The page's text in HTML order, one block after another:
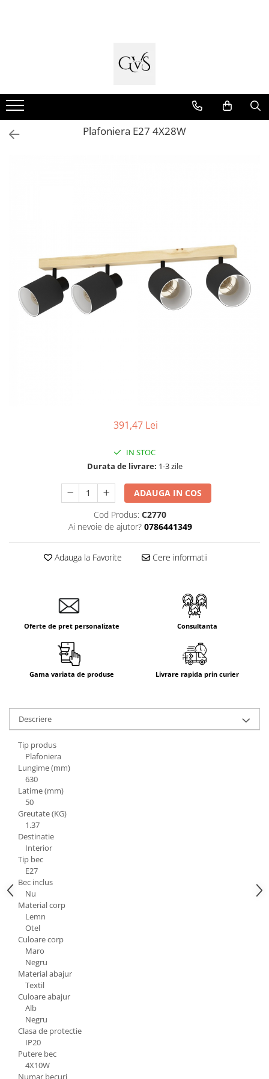
Conductori - Fy - Myf
Cabluri tip Cordon (MYYM)
Cabluri tip CYY-F
Tablouri si Sigurante
Tablouri Organizare
Cutii Sigurante
Sigurante Automate
Jgheaburi Metalice Perforate
Intrerupatoare Touch / Standard
Italian
Întrerupătoare Mecanice
Prize Schuko - TV / Date / Media
Prize + Intrerupatoare
Prize si Intrerupatoare
Gama Palmyie Viko
Aparataj Clasic
Gama Legrand Niloe
Panasonic Arkedia Slim
Aparataj Modular
Bticino Living NOW
Bticino AXOLUTE AIR
Gama Gewiss System
Gama Matix Bticino
Legrand Mosaic
Doze de Pardoseala
Doze de Pardoseala Universale
Incara Legrand
Iluminat Interior
Aplice - Plafoniere
Spoturi LED
Panouri LED
Lampi de Birou
Lampadare
Plafoniera E27 4X28W
391,47 Lei
IN STOC
Durata de livrare: 1-3 zile
ADAUGA IN COS
Cod Produs: C2770
Ai nevoie de ajutor? 0786441349
Adauga la Favorite Cere informatii
Oferte de pret personalizate Consultanta
Gama variata de produse Livrare rapida prin curier
Descriere
Tip produs
Plafoniera
Lungime (mm)
630
Latime (mm)
50
Greutate (KG)
1.37
Destinatie
Interior
Tip bec
E27
Bec inclus
Nu
Material corp
Lemn
Otel
Culoare corp
Maro
Negru
Material abajur
Textil
Culoare abajur
Alb
Negru
Clasa de protectie
IP20
Putere bec
4X10W
Numar becuri